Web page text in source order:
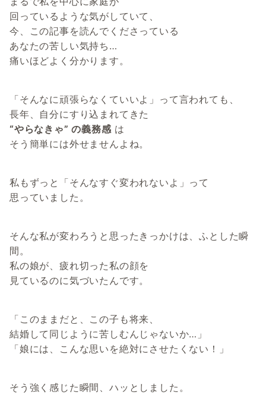
回っているような気がしていて、
今、この記事を読んでくださっている
あなたの苦しい気持ち…
痛いほどよく分かります。
「そんなに頑張らなくていいよ」って言われても、
長年、自分にすり込まれてきた
“やらなきゃ” の義務感は
そう簡単には外せませんよね。
私もずっと「そんなすぐ変われないよ」って
思っていました。
そんな私が変わろうと思ったきっかけは、ふとした瞬
間。
私の娘が、疲れ切った私の顔を
見ているのに気づいたんです。
「このままだと、この子も将来、
結婚して同じように苦しむんじゃないか…」
「娘には、こんな思いを絶対にさせたくない！」
そう強く感じた瞬間、ハッとしました。